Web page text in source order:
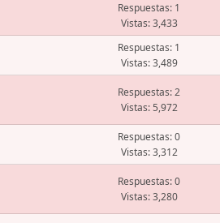
Respuestas: 1
Vistas: 3,433
Respuestas: 1
Vistas: 3,489
Respuestas: 2
Vistas: 5,972
Respuestas: 0
Vistas: 3,312
Respuestas: 0
Vistas: 3,280